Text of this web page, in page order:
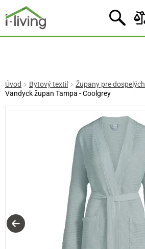
Úvod Bytový textil
Župany pre dospelých
Vandyck župan Tampa - Coolgrey